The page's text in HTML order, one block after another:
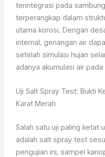
terintegrasi pada
terperangkap dalam
utama korosi. Dengan
internal, genangan air
setelah simulasi hujan
adanya akumulasi air
Uji Salt Spray Test: Bukti
Karat Merah
Salah satu uji paling ketat
adalah salt spray test
pengujian ini, sampel